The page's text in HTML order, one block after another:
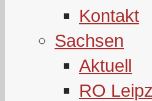
Kontakt
Sachsen
Aktuell
RO